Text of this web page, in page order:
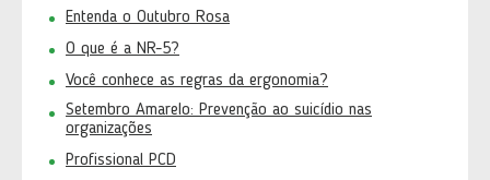
Entenda o Outubro Rosa
O que é a NR-5?
Você conhece as regras da ergonomia?
Setembro Amarelo: Prevenção ao suicídio nas
organizações
Profissional PCD